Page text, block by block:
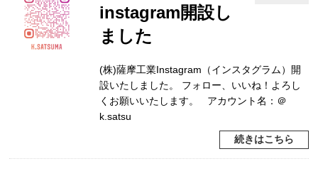
instagram開設し
ました
(株)薩摩工業Instagram（インスタグラム）開
設いたしました。 フォロー、いいね！よろし
くお願いいたします。 アカウント名：＠
k.satsu
続きはこちら